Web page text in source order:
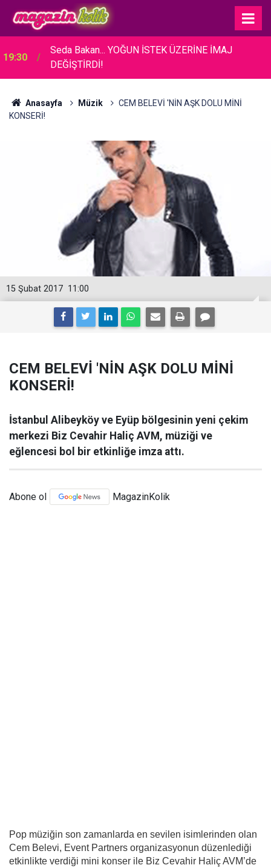
19:30
Seda Bakan... YOĞUN İSTEK ÜZERİNE İMAJ
DEĞİŞTİRDİ!
Anasayfa Müzik
CEM BELEVİ 'NİN AŞK DOLU MİNİ
KONSERİ!
11:00
15 Şubat 2017
CEM BELEVİ 'NİN AŞK DOLU MİNİ
KONSERİ!
İstanbul Alibeyköy ve Eyüp bölgesinin yeni çekim
merkezi Biz Cevahir Haliç AVM, müziği ve
eğlencesi bol bir etkinliğe imza attı.
Abone ol MagazinKolik
Pop müziğin son zamanlarda en sevilen isimlerinden olan
Cem Belevi, Event Partners organizasyonun düzenlediği
etkinlikte verdiği mini konser ile Biz Cevahir Haliç AVM’de